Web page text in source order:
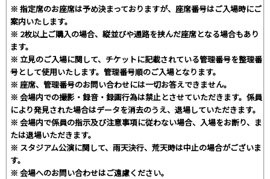
※ 指定席のお座席は予め決まっておりますが、座席番号はご入場時にご
案内いたします。
※ 2枚以上ご購入の場合、縦並びや通路を挟んだ座席となる場合もあり
ます。
※ 立見のご入場に関して、チケットに記載されている管理番号を整理番
号として使用いたします。管理番号順のご入場となります。
※ 座席、管理番号のお問い合わせには一切お答えできません。
※ 会場内での撮影・録音・録画行為は禁止とさせていただきます。係員
により発見された場合はデータを消去のうえ、退場していただきます。
※ 会場内で係員の指示及び注意事項に従わない場合、入場をお断り、ま
たは退場いただきます。
※ スタジアム公演に関して、雨天決行、荒天時は中止の場合がございま
す。
※ 会場へのお問い合わせはご遠慮ください。